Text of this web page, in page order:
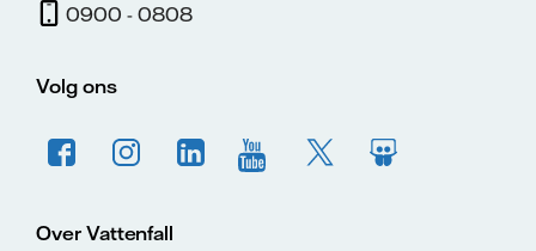
0900 - 0808
Volg ons
Over Vattenfall